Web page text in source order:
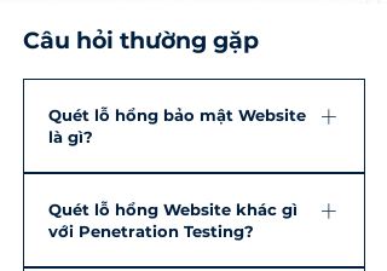
Câu hỏi thường gặp
Quét lỗ hổng bảo mật Website
là gì?
(Website Vulnerability Scan) là quá
trình sử dụng các công cụ chuyên
Quét lỗ hổng Website khác gì
với Penetration Testing?